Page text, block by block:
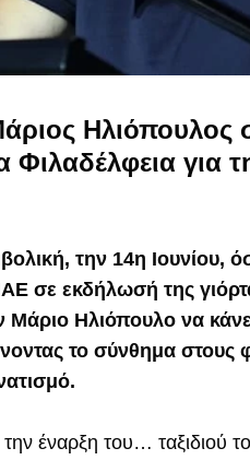
Ηλιόπουλος
για
την 14η Ιουνίου,
σε εκδήλωσή της
Ηλιόπουλο να
το σύνθημα
έναρξη του… ταξιδιού